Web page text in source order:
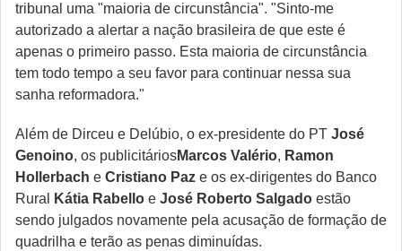
tribunal uma "maioria de circunstância". "Sinto-me
autorizado a alertar a nação brasileira de que este é
apenas o primeiro passo. Esta maioria de circunstância
tem todo tempo a seu favor para continuar nessa sua
sanha reformadora."
Além de Dirceu e Delúbio, o ex-presidente do PT José
Genoino, os publicitáriosMarcos Valério, Ramon
Hollerbach e Cristiano Paz e os ex-dirigentes do Banco
Rural
Kátia Rabello e José Roberto Salgado estão
sendo julgados novamente pela acusação de formação de
quadrilha e terão as penas diminuídas.